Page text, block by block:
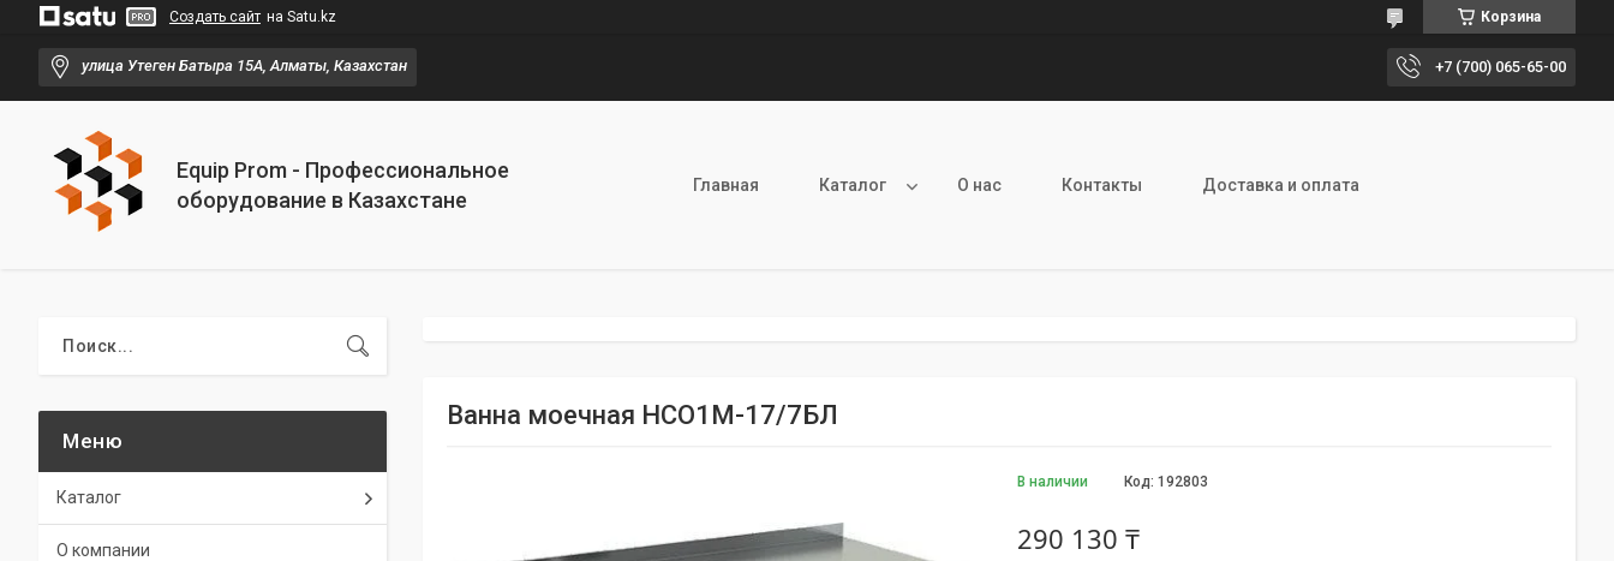
Создать сайт на Satu.kz Корзина
улица Утеген Батыра 15А, Алматы, Казахстан +7 (700) 065-65-00
Equip Prom - Профессиональное
оборудование в Казахстане
Главная Каталог О нас Контакты Доставка и оплата
Ванна моечная НСО1М-17/7БЛ
В наличии Код: 192803
290 130 ₸
Каталог
О компании